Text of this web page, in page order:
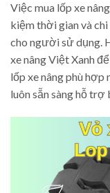
Việc mua lốp xe
kiệm thời gian và
cho người sử dụng.
xe nâng Việt Xanh
lốp xe nâng phù hợp
luôn sẵn sàng hỗ trợ